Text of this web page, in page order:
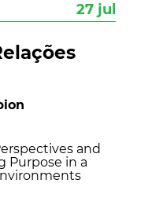
27 jul
and
Purpose in a